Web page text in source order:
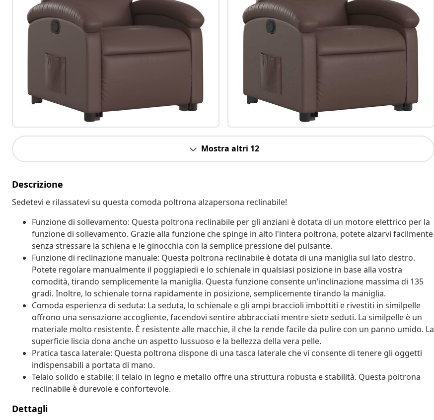
Mostra altri 12
Descrizione
Sedetevi e rilassatevi su questa comoda poltrona alzapersona reclinabile!
Funzione di sollevamento: Questa poltrona reclinabile per gli anziani è dotata di un motore elettrico per la
funzione di sollevamento. Grazie alla funzione che spinge in alto l'intera poltrona, potete alzarvi facilmente
senza stressare la schiena e le ginocchia con la semplice pressione del pulsante.
Funzione di reclinazione manuale: Questa poltrona reclinabile è dotata di una maniglia sul lato destro.
Potete regolare manualmente il poggiapiedi e lo schienale in qualsiasi posizione in base alla vostra
comodità, tirando semplicemente la maniglia. Questa funzione consente un'inclinazione massima di 135
gradi. Inoltre, lo schienale torna rapidamente in posizione, semplicemente tirando la maniglia.
Comoda esperienza di seduta: La seduta, lo schienale e gli ampi braccioli imbottiti e rivestiti in similpelle
offrono una sensazione accogliente, facendovi sentire abbracciati mentre siete seduti. La similpelle è un
materiale molto resistente. È resistente alle macchie, il che la rende facile da pulire con un panno umido. La
superficie liscia dona anche un aspetto lussuoso e la bellezza della vera pelle.
Pratica tasca laterale: Questa poltrona dispone di una tasca laterale che vi consente di tenere gli oggetti
indispensabili a portata di mano.
Telaio solido e stabile: il telaio in legno e metallo offre una struttura robusta e stabilità. Questa poltrona
reclinabile è durevole e confortevole.
Dettagli